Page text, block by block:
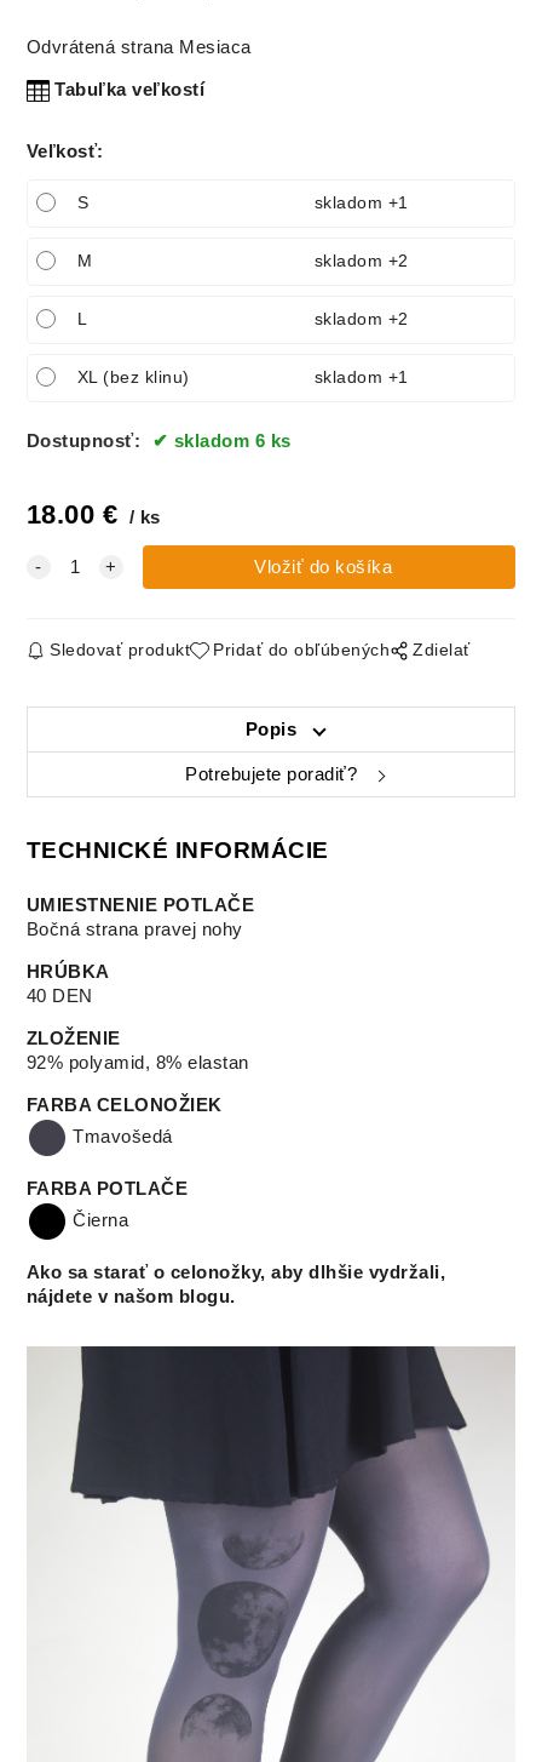
Odvrátená strana Mesiaca
Tabuľka veľkostí
Veľkosť:
S skladom +1
M skladom +2
L skladom +2
XL (bez klinu) skladom +1
Dostupnosť: skladom 6 ks
18.00 € ks
Sledovať produkt Pridať do obľúbených Zdielať
Popis
Potrebujete poradiť?
TECHNICKÉ INFORMÁCIE
UMIESTNENIE POTLAČE
Bočná strana pravej nohy
HRÚBKA
40 DEN
ZLOŽENIE
92% polyamid, 8% elastan
FARBA CELONOŽIEK
Tmavošedá
FARBA POTLAČE
Čierna
Ako sa starať o celonožky, aby dlhšie vydržali,
nájdete v našom blogu.